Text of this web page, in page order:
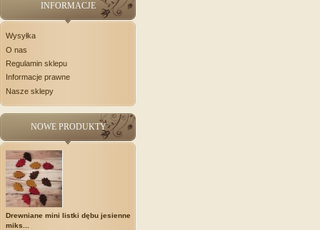
INFORMACJE
Wysyłka
O nas
Regulamin sklepu
Informacje prawne
Nasze sklepy
NOWE PRODUKTY
Drewniane mini listki dębu jesienne
miks...